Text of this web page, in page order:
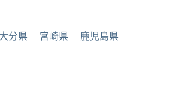
大分県 宮崎県
鹿児島県